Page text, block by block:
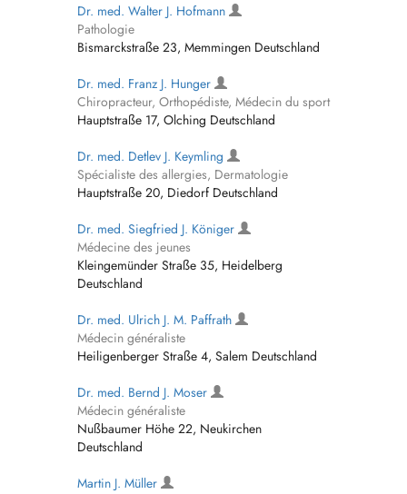
Dr. med. Walter J. Hofmann
Pathologie
Bismarckstraße 23, Memmingen Deutschland
Dr. med. Franz J. Hunger
Chiropracteur, Orthopédiste, Médecin du sport
Hauptstraße 17, Olching Deutschland
Dr. med. Detlev J. Keymling
Spécialiste des allergies, Dermatologie
Hauptstraße 20, Diedorf Deutschland
Dr. med. Siegfried J. Königer
Médecine des jeunes
Kleingemünder Straße 35, Heidelberg
Deutschland
Dr. med. Ulrich J. M. Paffrath
Médecin généraliste
Heiligenberger Straße 4, Salem Deutschland
Dr. med. Bernd J. Moser
Médecin généraliste
Nußbaumer Höhe 22, Neukirchen
Deutschland
Martin J. Müller